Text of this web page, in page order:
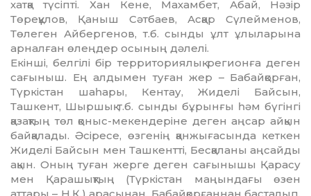
хатқа түсіпті. Хан Кене, Махамбет, Абай, Нәзір
Төреқұлов, Қаныш Сәтбаев, Асқар Сүлейменов,
Төлеген Айбер­ге­нов, т.б. сынды ұлт ұлыларына
арналған өлең­дер осының дәлелі.
Екінші, белгілі бір территориялық ре­гионға деген
сағыныш. Ең алдымен туған жер – Бабайқорған,
Түркістан шаһары, Кентау, Жиделі Байсын,
Ташкент, Шыршық т.б. сын­ды бұрынғы һәм бүгінгі
қазақтың төл қоныс-мекендеріне деген аңсар айқын
байқалады. Әсіресе, өзгенің қанжығасында кеткен
Жиделі Байсын мен Ташкентті, Бесқаланы аңсайды
ақын. Оның туған жерге деген сағынышы Қа­расу
мен Қарашықтың (Түркістан маңындағы өзен